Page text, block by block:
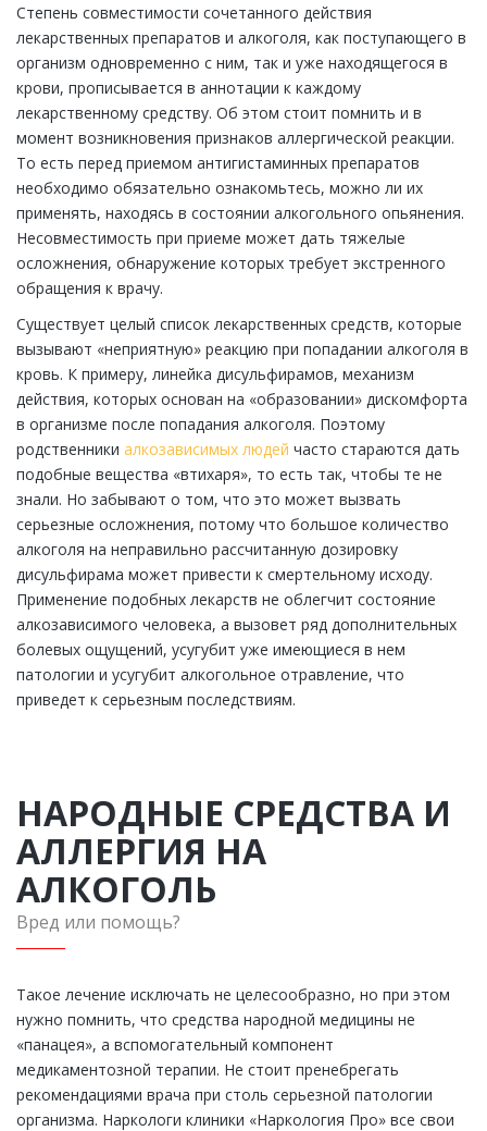
Степень совместимости сочетанного действия
лекарственных препаратов и алкоголя, как поступающего в
организм одновременно с ним, так и уже находящегося в
крови, прописывается в аннотации к каждому
лекарственному средству. Об этом стоит помнить и в
момент возникновения признаков аллергической реакции.
То есть перед приемом антигистаминных препаратов
необходимо обязательно ознакомьтесь, можно ли их
применять, находясь в состоянии алкогольного опьянения.
Несовместимость при приеме может дать тяжелые
осложнения, обнаружение которых требует экстренного
обращения к врачу.
Существует целый список лекарственных средств, которые
вызывают «неприятную» реакцию при попадании алкоголя в
кровь. К примеру, линейка дисульфирамов, механизм
действия, которых основан на «образовании» дискомфорта
в организме после попадания алкоголя. Поэтому
родственники алкозависимых людей часто стараются дать
подобные вещества «втихаря», то есть так, чтобы те не
знали. Но забывают о том, что это может вызвать
серьезные осложнения, потому что большое количество
алкоголя на неправильно рассчитанную дозировку
дисульфирама может привести к смертельному исходу.
Применение подобных лекарств не облегчит состояние
алкозависимого человека, а вызовет ряд дополнительных
болевых ощущений, усугубит уже имеющиеся в нем
патологии и усугубит алкогольное отравление, что
приведет к серьезным последствиям.
НАРОДНЫЕ СРЕДСТВА И
АЛЛЕРГИЯ НА
АЛКОГОЛЬ
Вред или помощь?
Такое лечение исключать не целесообразно, но при этом
нужно помнить, что средства народной медицины не
«панацея», а вспомогательный компонент
медикаментозной терапии. Не стоит пренебрегать
рекомендациями врача при столь серьезной патологии
организма. Наркологи клиники «Наркология Про» все свои